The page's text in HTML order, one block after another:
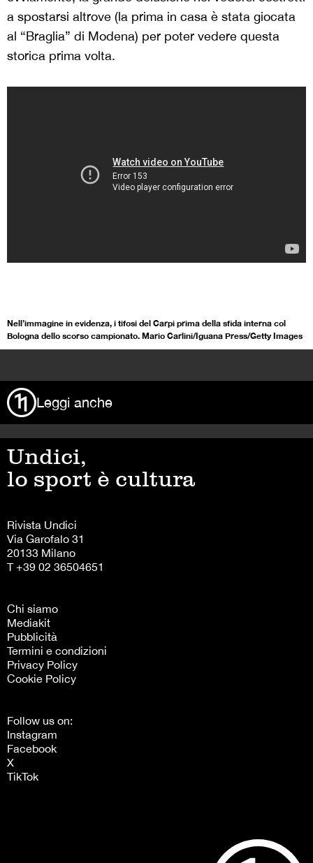
a spostarsi altrove (la prima in casa è stata giocata
al “Braglia” di Modena) per poter vedere questa
storica prima volta.
Nell’immagine in evidenza, i tifosi del Carpi prima della sfida interna col
Bologna dello scorso campionato. Mario Carlini/Iguana Press/Getty Images
Leggi anche
Undici,
lo sport è cultura
Rivista Undici
Via Garofalo 31
20133 Milano
T +39 02 36504651
Chi siamo
Mediakit
Pubblicità
Termini e condizioni
Privacy Policy
Cookie Policy
Follow us on:
Instagram
Facebook
X
TikTok